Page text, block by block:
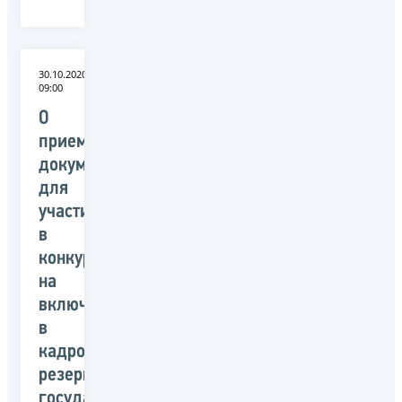
30.10.2020
09:00
О
приеме
документов
для
участия
в
конкурсе
на
включение
в
кадровый
резерв